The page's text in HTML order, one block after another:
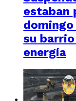
estaban
su
energía